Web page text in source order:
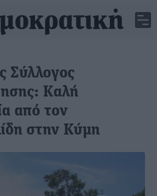
Σύλλογος
Καλή
από τον
στην Κύμη